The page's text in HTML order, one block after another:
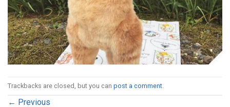
Trackbacks are closed, but you can post a comment
← Previous